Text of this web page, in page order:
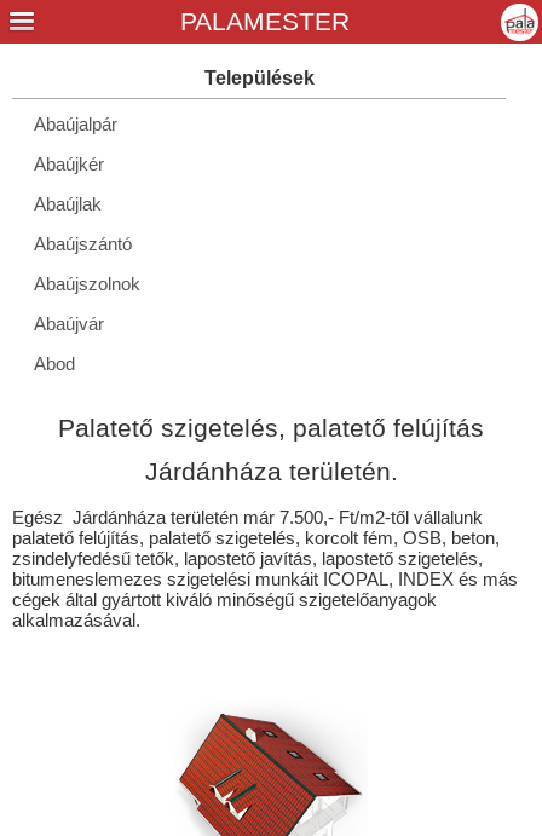
Abaújalpár
Abaújkér
Abaújlak
Abaújszántó
Abaújszolnok
Abaújvár
Abod
Alacska
Alsódobsza
Alsógagy
Alsóregmec
Palatető szigetelés, palatető felújítás
Járdánháza területén.
Egész Járdánháza területén már 7.500,- Ft/m2-től vállalunk
palatető felújítás, palatető szigetelés, korcolt fém, OSB, beton,
zsindelyfedésű tetők, lapostető javítás, lapostető szigetelés,
bitumeneslemezes szigetelési munkáit ICOPAL, INDEX és más
cégek által gyártott kiváló minőségű szigetelőanyagok
alkalmazásával.